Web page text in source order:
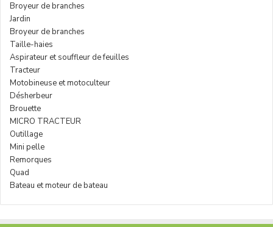
Broyeur de branches
Jardin
Broyeur de branches
Taille-haies
Aspirateur et souffleur de feuilles
Tracteur
Motobineuse et motoculteur
Désherbeur
Brouette
MICRO TRACTEUR
Outillage
Mini pelle
Remorques
Quad
Bateau et moteur de bateau